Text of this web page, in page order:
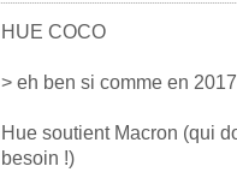
HUE COCO
> eh ben si comme en
Hue soutient Macron (qui
besoin !)